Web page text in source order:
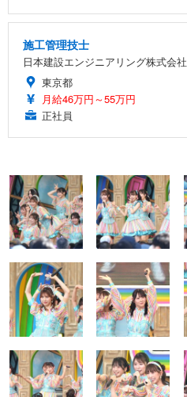
施工管理技士
日本建設エンジニアリング株式会社
東京都
月給46万円～55万円
正社員